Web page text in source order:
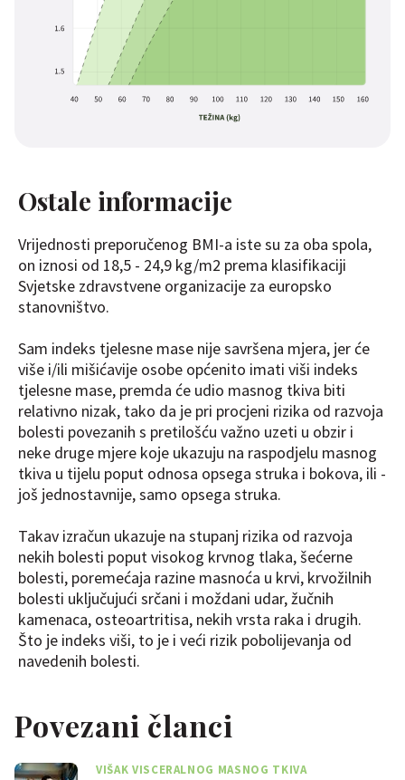
Ostale informacije
Vrijednosti preporučenog BMI-a iste su za oba spola,
on iznosi od 18,5 - 24,9 kg/m2 prema klasifikaciji
Svjetske zdravstvene organizacije za europsko
stanovništvo.
Sam indeks tjelesne mase nije savršena mjera, jer će
više i/ili mišićavije osobe općenito imati viši indeks
tjelesne mase, premda će udio masnog tkiva biti
relativno nizak, tako da je pri procjeni rizika od razvoja
bolesti povezanih s pretilošću važno uzeti u obzir i
neke druge mjere koje ukazuju na raspodjelu masnog
tkiva u tijelu poput odnosa opsega struka i bokova, ili -
još jednostavnije, samo opsega struka.
Takav izračun ukazuje na stupanj rizika od razvoja
nekih bolesti poput visokog krvnog tlaka, šećerne
bolesti, poremećaja razine masnoća u krvi, krvožilnih
bolesti uključujući srčani i moždani udar, žučnih
kamenaca, osteoartritisa, nekih vrsta raka i drugih.
Što je indeks viši, to je i veći rizik pobolijevanja od
navedenih bolesti.
Povezani članci
VIŠAK VISCERALNOG MASNOG TKIVA